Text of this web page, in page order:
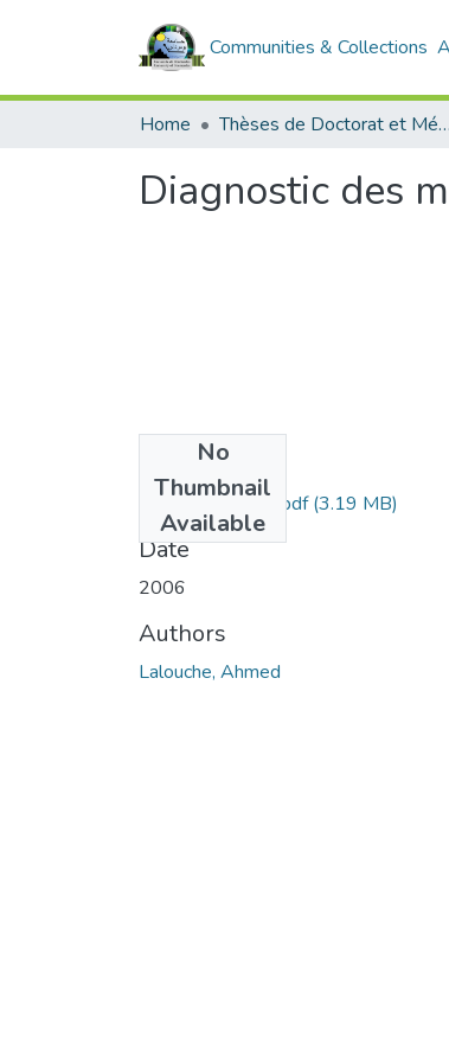
Communities & Collections
Home Thèses de Doctorat et Mémoires de Magister
Diagnostic des
No
Thumbnail
Available
Lalouche Ahmed.pdf(3.19 MB)
Date
2006
Authors
Lalouche, Ahmed